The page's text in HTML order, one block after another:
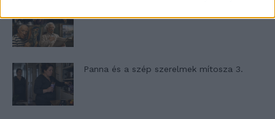
Panna és a szép szerelmek mítosza 3.